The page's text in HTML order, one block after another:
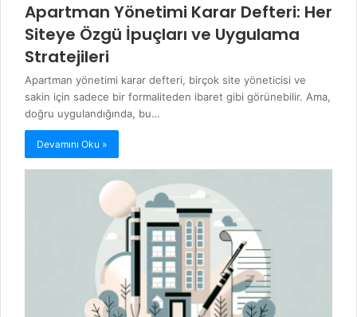
Apartman Yönetimi Karar Defteri: Her
Siteye Özgü İpuçları ve Uygulama
Stratejileri
Apartman yönetimi karar defteri, birçok site yöneticisi ve
sakin için sadece bir formaliteden ibaret gibi görünebilir. Ama,
doğru uygulandığında, bu…
Devamını Oku »